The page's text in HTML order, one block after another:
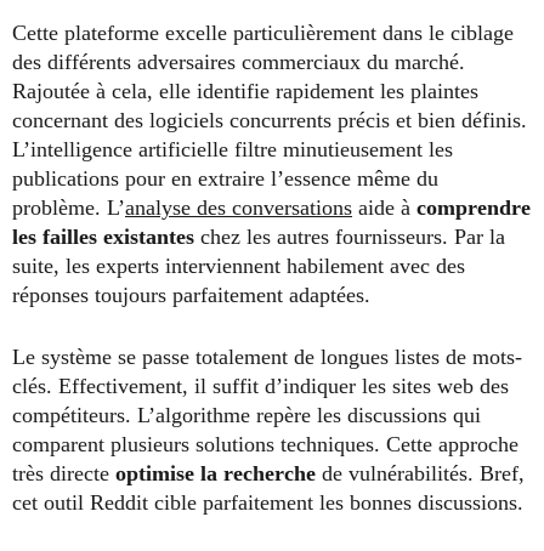
Cette plateforme excelle particulièrement dans le ciblage
des différents adversaires commerciaux du marché.
Rajoutée à cela, elle identifie rapidement les plaintes
concernant des logiciels concurrents précis et bien définis.
L’intelligence artificielle filtre minutieusement les
publications pour en extraire l’essence même du
problème. L’analyse des conversations aide à comprendre
les failles existantes chez les autres fournisseurs. Par la
suite, les experts interviennent habilement avec des
réponses toujours parfaitement adaptées.
Le système se passe totalement de longues listes de mots-
clés. Effectivement, il suffit d’indiquer les sites web des
compétiteurs. L’algorithme repère les discussions qui
comparent plusieurs solutions techniques. Cette approche
très directe optimise la recherche de vulnérabilités. Bref,
cet outil Reddit cible parfaitement les bonnes discussions.